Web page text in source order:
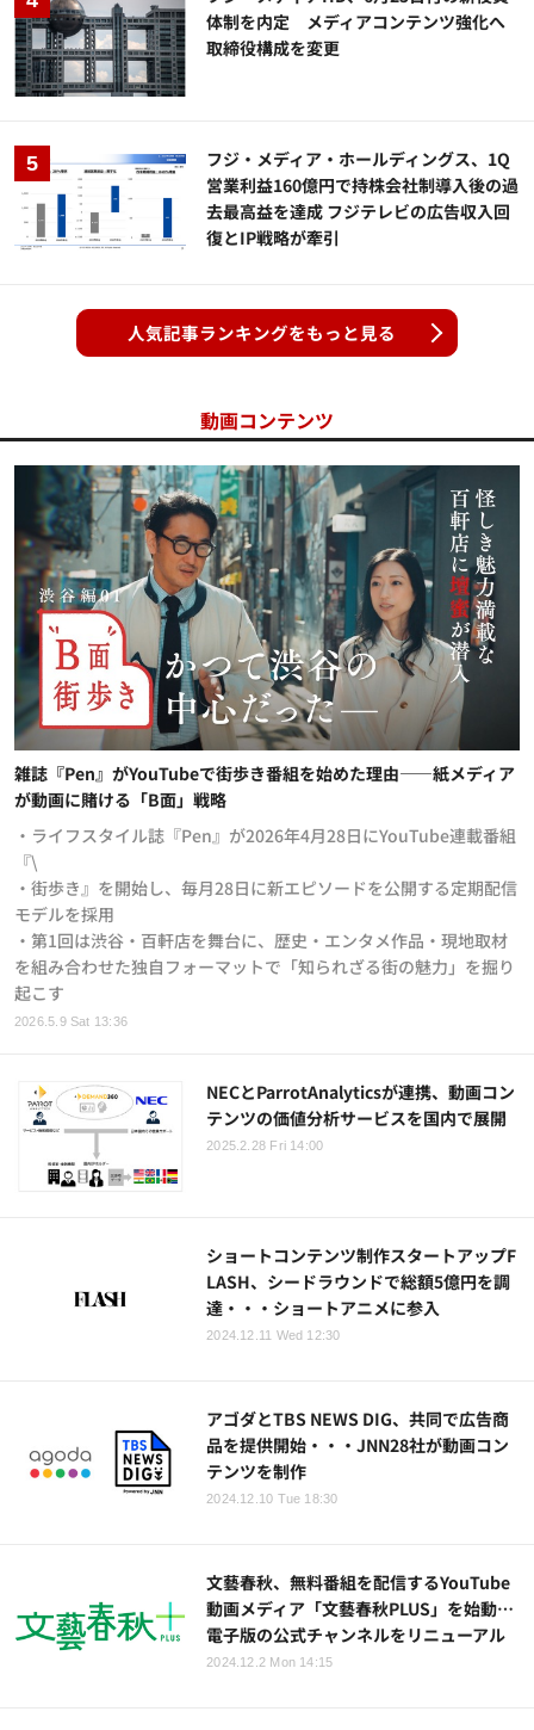
体制を内定 メディアコンテンツ強化へ
取締役構成を変更
フジ・メディア・ホールディングス、1Q
営業利益160億円で持株会社制導入後の過
去最高益を達成 フジテレビの広告収入回
復とIP戦略が牽引
人気記事ランキングをもっと見る
動画コンテンツ
2026.5.9 Sat 13:36
雑誌『Pen』がYouTubeで街歩き番組を始めた理由——紙メディア
が動画に賭ける「B面」戦略
・ライフスタイル誌『Pen』が2026年4月28日にYouTube連載番組
『\
・街歩き』を開始し、毎月28日に新エピソードを公開する定期配信
モデルを採用
・第1回は渋谷・百軒店を舞台に、歴史・エンタメ作品・現地取材
を組み合わせた独自フォーマットで「知られざる街の魅力」を掘り
起こす
NECとParrotAnalyticsが連携、動画コン
テンツの価値分析サービスを国内で展開
2025.2.28 Fri 14:00
ショートコンテンツ制作スタートアップF
LASH、シードラウンドで総額5億円を調
達・・・ショートアニメに参入
2024.12.11 Wed 12:30
アゴダとTBS NEWS DIG、共同で広告商
品を提供開始・・・JNN28社が動画コン
テンツを制作
2024.12.10 Tue 18:30
文藝春秋、無料番組を配信するYouTube
動画メディア「文藝春秋PLUS」を始動…
電子版の公式チャンネルをリニューアル
2024.12.2 Mon 14:15